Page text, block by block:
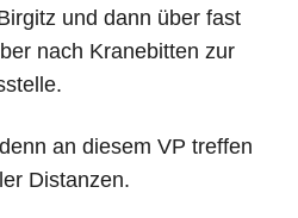
und dann über fast
nach Kranebitten zur
an diesem VP treffen
Distanzen.